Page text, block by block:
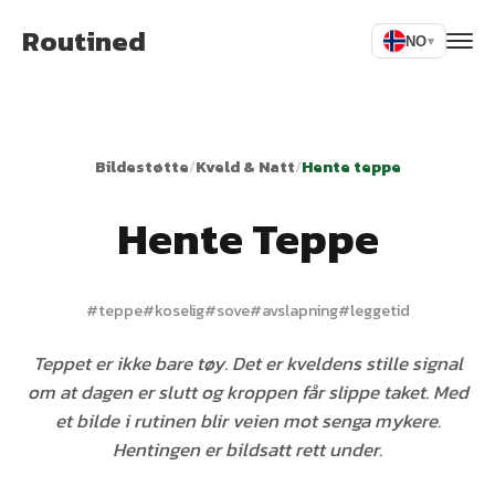
Routined NO▾
Bildestøtte/Kveld & Natt/Hente teppe
Hente Teppe
#teppe#koselig#sove#avslapning#leggetid
Teppet er ikke bare tøy. Det er kveldens stille signal
om at dagen er slutt og kroppen får slippe taket. Med
et bilde i rutinen blir veien mot senga mykere.
Hentingen er bildsatt rett under.